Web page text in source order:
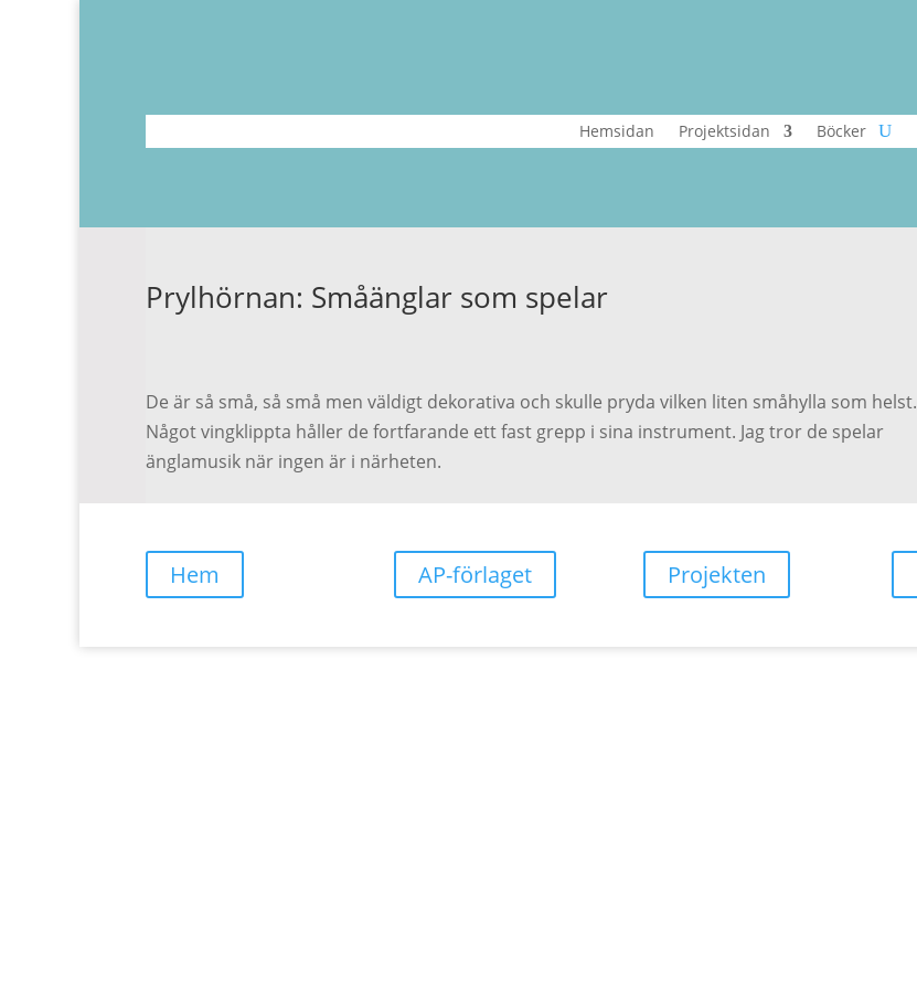
Hemsidan Projektsidan Böcker
Prylhörnan: Småänglar som spelar
De är så små, så små men väldigt dekorativa och skulle pryda vilken liten småhylla som helst.
Något vingklippta håller de fortfarande ett fast grepp i sina instrument. Jag tror de spelar
änglamusik när ingen är i närheten.
Hem AP-förlaget Projekten